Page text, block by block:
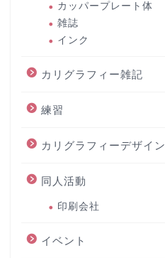
カッパープレート体
雑誌
インク
カリグラフィー雑記
練習
カリグラフィーデザイン
同人活動
印刷会社
イベント